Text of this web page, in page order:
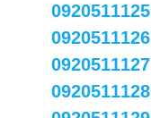
0920511125
0920511126
0920511127
0920511128